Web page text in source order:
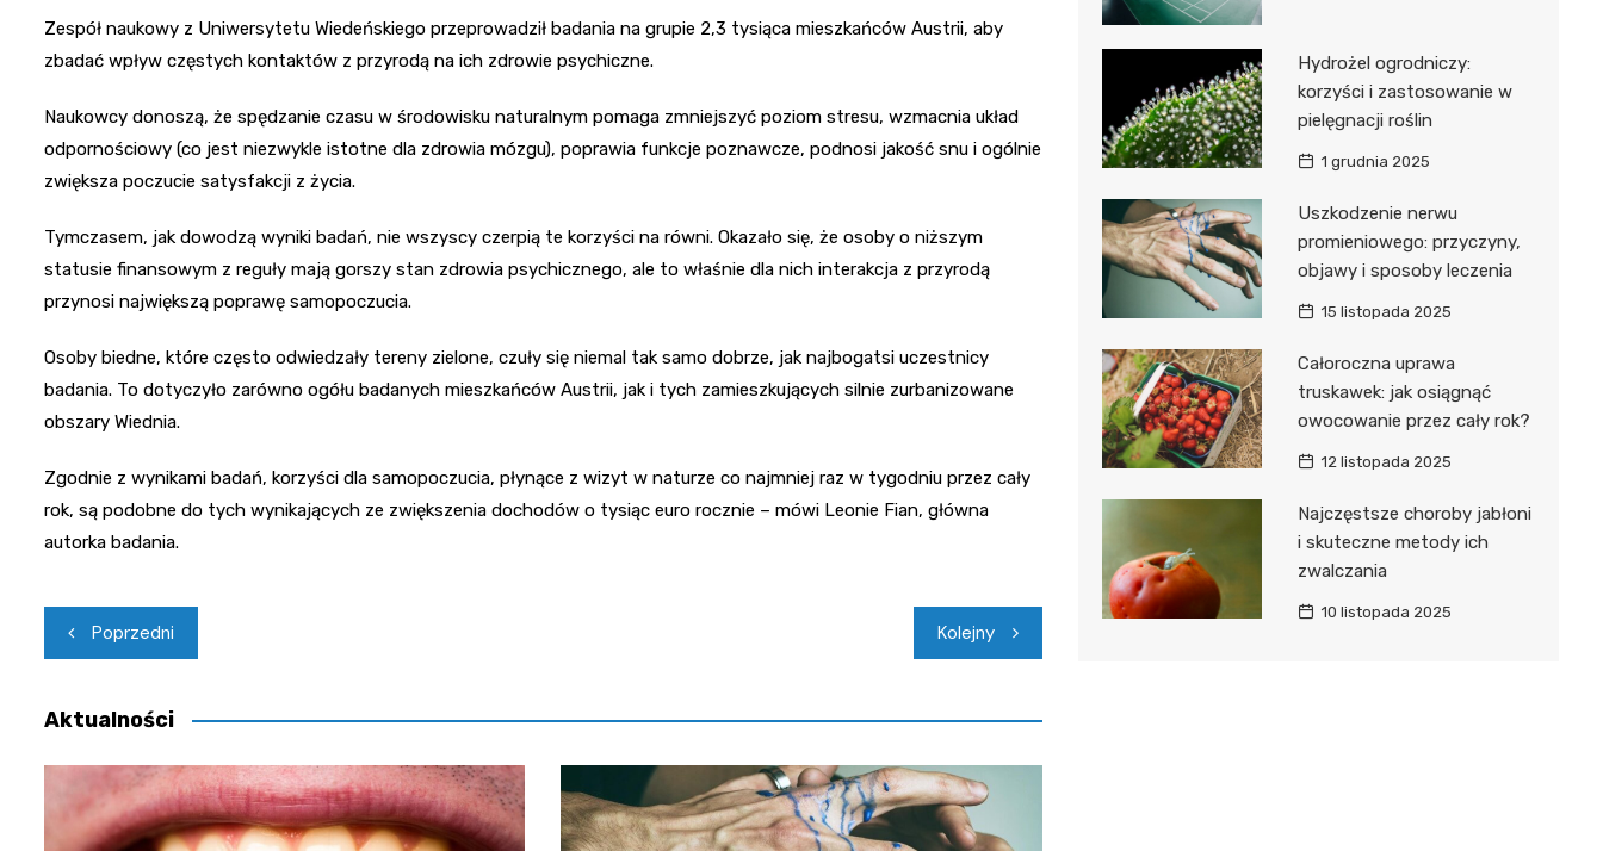
Zespół naukowy z Uniwersytetu Wiedeńskiego przeprowadził badania na grupie 2,3 tysiąca mieszkańców Austrii, aby
zbadać wpływ częstych kontaktów z przyrodą na ich zdrowie psychiczne.
Naukowcy donoszą, że spędzanie czasu w środowisku naturalnym pomaga zmniejszyć poziom stresu, wzmacnia układ
odpornościowy (co jest niezwykle istotne dla zdrowia mózgu), poprawia funkcje poznawcze, podnosi jakość snu i ogólnie
zwiększa poczucie satysfakcji z życia.
Tymczasem, jak dowodzą wyniki badań, nie wszyscy czerpią te korzyści na równi. Okazało się, że osoby o niższym
statusie finansowym z reguły mają gorszy stan zdrowia psychicznego, ale to właśnie dla nich interakcja z przyrodą
przynosi największą poprawę samopoczucia.
Osoby biedne, które często odwiedzały tereny zielone, czuły się niemal tak samo dobrze, jak najbogatsi uczestnicy
badania. To dotyczyło zarówno ogółu badanych mieszkańców Austrii, jak i tych zamieszkujących silnie zurbanizowane
obszary Wiednia.
Zgodnie z wynikami badań, korzyści dla samopoczucia, płynące z wizyt w naturze co najmniej raz w tygodniu przez cały
rok, są podobne do tych wynikających ze zwiększenia dochodów o tysiąc euro rocznie – mówi Leonie Fian, główna
autorka badania.
Nawigacja
wpisu
Poprzedni Kolejny
Aktualności
Hydrożel ogrodniczy:
korzyści i zastosowanie w
pielęgnacji roślin
1 grudnia 2025
Uszkodzenie nerwu
promieniowego: przyczyny,
objawy i sposoby leczenia
15 listopada 2025
Całoroczna uprawa
truskawek: jak osiągnąć
owocowanie przez cały rok?
12 listopada 2025
Najczęstsze choroby jabłoni
i skuteczne metody ich
zwalczania
10 listopada 2025